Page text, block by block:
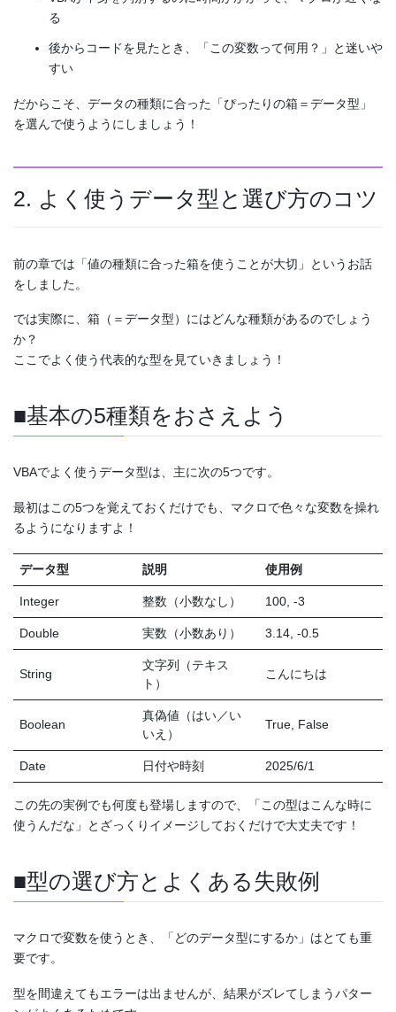
る
後からコードを見たとき、「この変数って何用？」と迷いや
すい
だからこそ、データの種類に合った「ぴったりの箱＝データ型」
を選んで使うようにしましょう！
2. よく使うデータ型と選び方のコツ
前の章では「値の種類に合った箱を使うことが大切」というお話
をしました。
では実際に、箱（＝データ型）にはどんな種類があるのでしょう
か？
ここでよく使う代表的な型を見ていきましょう！
■基本の5種類をおさえよう
VBAでよく使うデータ型は、主に次の5つです。
最初はこの5つを覚えておくだけでも、マクロで色々な変数を操れ
るようになりますよ！
データ型 説明 使用例
Integer 整数（小数なし） 100, -3
Double 実数（小数あり） 3.14, -0.5
String
文字列（テキス
ト）
こんにちは
Boolean
真偽値（はい／い
いえ）
True, False
Date 日付や時刻 2025/6/1
この先の実例でも何度も登場しますので、「この型はこんな時に
使うんだな」とざっくりイメージしておくだけで大丈夫です！
■型の選び方とよくある失敗例
マクロで変数を使うとき、「どのデータ型にするか」はとても重
要です。
型を間違えてもエラーは出ませんが、結果がズレてしまうパター